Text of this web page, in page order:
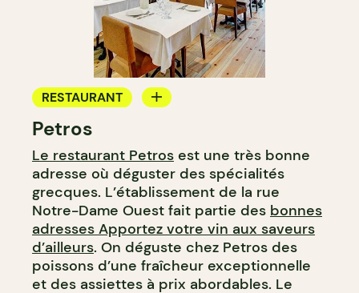
RESTAURANT
APPORTEZ VOTRE VIN
Petros
Le restaurant Petros est une très bonne
adresse où déguster des spécialités
grecques. L’établissement de la rue
Notre-Dame Ouest fait partie des bonnes
adresses Apportez votre vin aux saveurs
d’ailleurs. On déguste chez Petros des
poissons d’une fraîcheur exceptionnelle
et des assiettes à prix abordables. Le